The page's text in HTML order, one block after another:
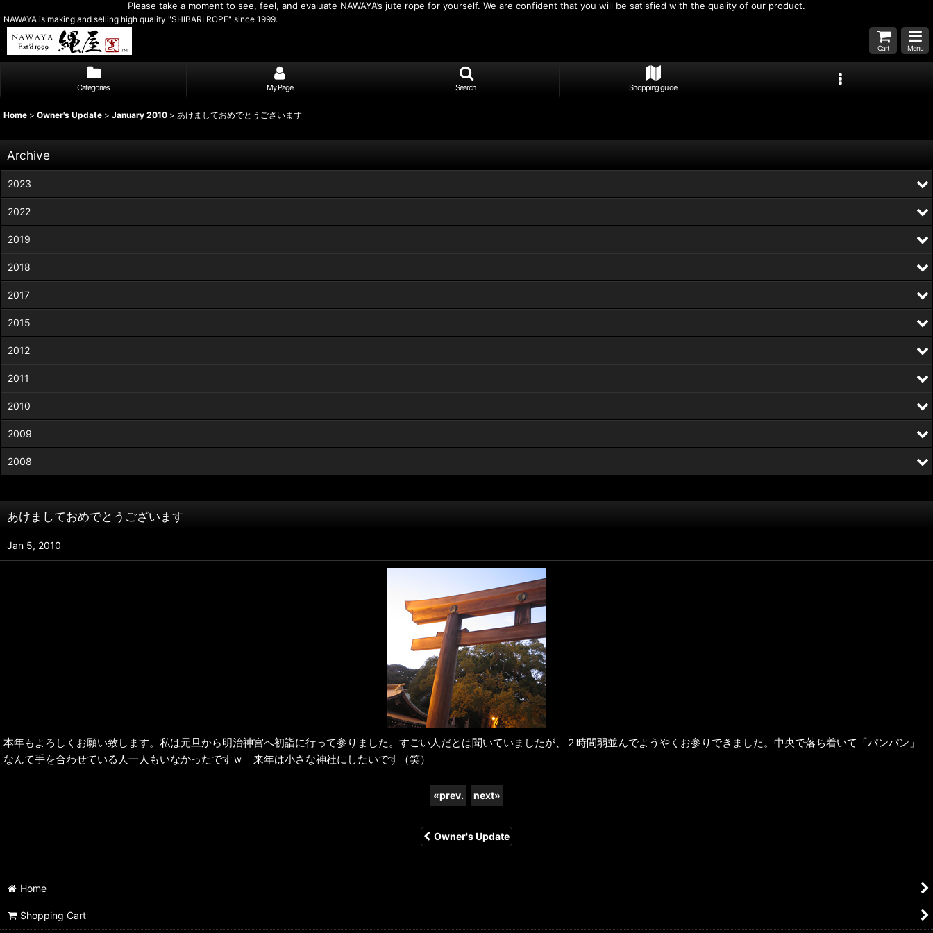
Please take a moment to see, feel, and evaluate NAWAYA’s jute rope for yourself. We are confident that you will be satisfied with the quality of our product.
NAWAYA is making and selling high quality "SHIBARI ROPE" since 1999.
Cart Menu
Categories My Page Search Shopping guide
Home > Owner's Update > January 2010 > あけましておめでとうございます
あけましておめでとうございます
Jan 5, 2010
本年もよろしくお願い致します。私は元旦から明治神宮へ初詣に行って参りました。すごい人だとは聞いていましたが、２時間弱並んでようやくお参りできました。中央で落ち着いて「パンパン」
なんて手を合わせている人一人もいなかったですｗ 来年は小さな神社にしたいです（笑）
«prev. next»
Owner's Update
Archive
2023
2022
2019
2018
2017
2015
2012
2011
2010
2009
2008
Home
Shopping Cart